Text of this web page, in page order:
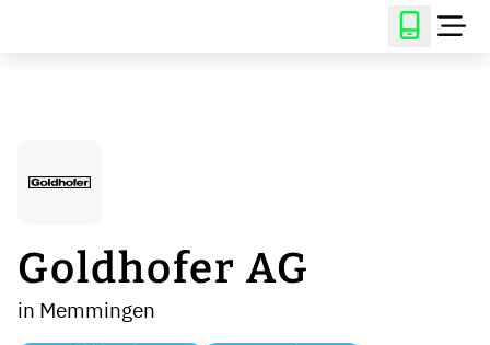
Goldhofer AG
in Memmingen